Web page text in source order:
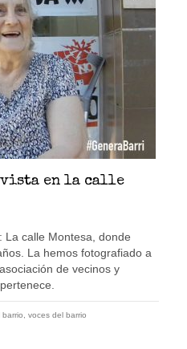
en la calle
La calle Montesa, donde
La hemos fotografiado a
de vecinos y
barrio voces del barrio